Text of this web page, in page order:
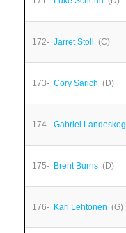
172- Jarret Stoll (C)
173- Cory Sarich (D)
174- Gabriel Landeskog
175- Brent Burns (D)
176- Kari Lehtonen (G)